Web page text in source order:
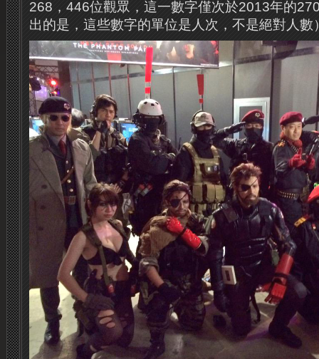
268，446位觀眾，這一數字僅次於2013年的
出的是，這些數字的單位是人次，不是絕對人數